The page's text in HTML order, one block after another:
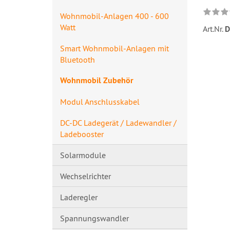
Art.Nr.
Wohnmobil-Anlagen 400 - 600
Watt
Smart Wohnmobil-Anlagen mit
Bluetooth
Wohnmobil Zubehör
Modul Anschlusskabel
DC-DC Ladegerät / Ladewandler /
Ladebooster
Solarmodule
Wechselrichter
Laderegler
Spannungswandl​er